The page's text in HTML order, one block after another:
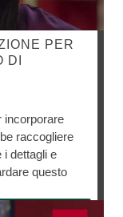
PER
DI
incorporare
raccogliere
i dettagli e
questo
Accetta
durante